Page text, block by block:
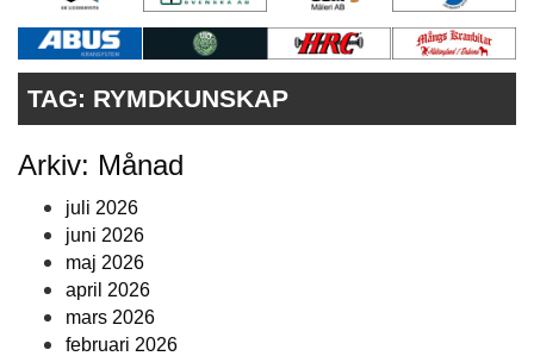
VÅRA ANDRA MAGASIN
PRENUMERERA
ANNONSERA
TAG: RYMDKUNSKAP
Arkiv: Månad
juli 2026
juni 2026
maj 2026
april 2026
mars 2026
februari 2026